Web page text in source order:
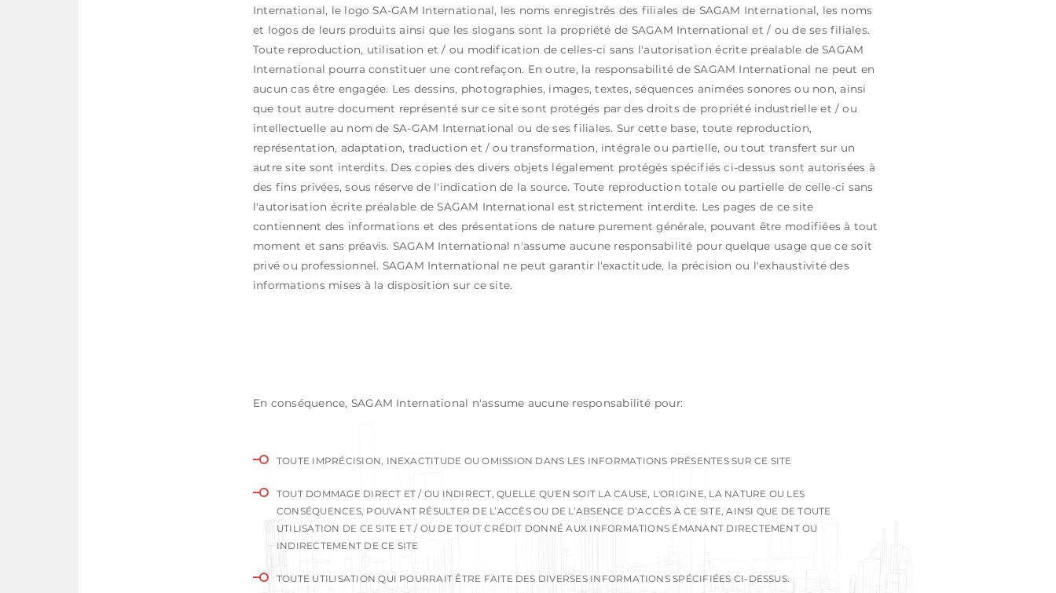
International, le logo SA-GAM International, les noms enregistrés des filiales de SAGAM International, les noms
et logos de leurs produits ainsi que les slogans sont la propriété de SAGAM International et / ou de ses filiales.
Toute reproduction, utilisation et / ou modification de celles-ci sans l'autorisation écrite préalable de SAGAM
International pourra constituer une contrefaçon. En outre, la responsabilité de SAGAM International ne peut en
aucun cas être engagée. Les dessins, photographies, images, textes, séquences animées sonores ou non, ainsi
que tout autre document représenté sur ce site sont protégés par des droits de propriété industrielle et / ou
intellectuelle au nom de SA-GAM International ou de ses filiales. Sur cette base, toute reproduction,
représentation, adaptation, traduction et / ou transformation, intégrale ou partielle, ou tout transfert sur un
autre site sont interdits. Des copies des divers objets légalement protégés spécifiés ci-dessus sont autorisées à
des fins privées, sous réserve de l'indication de la source. Toute reproduction totale ou partielle de celle-ci sans
l'autorisation écrite préalable de SAGAM International est strictement interdite. Les pages de ce site
contiennent des informations et des présentations de nature purement générale, pouvant être modifiées à tout
moment et sans préavis. SAGAM International n'assume aucune responsabilité pour quelque usage que ce soit
privé ou professionnel. SAGAM International ne peut garantir l'exactitude, la précision ou l'exhaustivité des
informations mises à la disposition sur ce site.
En conséquence, SAGAM International n'assume aucune responsabilité pour:
TOUTE IMPRÉCISION, INEXACTITUDE OU OMISSION DANS LES INFORMATIONS PRÉSENTES SUR CE SITE
TOUT DOMMAGE DIRECT ET / OU INDIRECT, QUELLE QU'EN SOIT LA CAUSE, L'ORIGINE, LA NATURE OU LES
CONSÉQUENCES, POUVANT RÉSULTER DE L’ACCÈS OU DE L’ABSENCE D’ACCÈS À CE SITE, AINSI QUE DE TOUTE
UTILISATION DE CE SITE ET / OU DE TOUT CRÉDIT DONNÉ AUX INFORMATIONS ÉMANANT DIRECTEMENT OU
INDIRECTEMENT DE CE SITE
TOUTE UTILISATION QUI POURRAIT ÊTRE FAITE DES DIVERSES INFORMATIONS SPÉCIFIÉES CI-DESSUS.